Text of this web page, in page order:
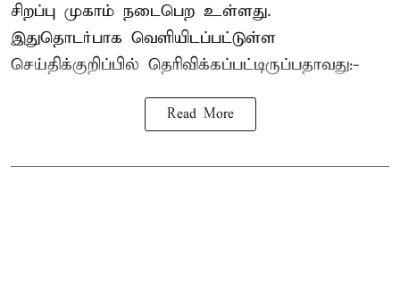
சிறப்பு முகாம் நடைபெற உள்ளது.
இதுதொடர்பாக வெளியிடப்பட்டுள்ள
செய்திக்குறிப்பில் தெரிவிக்கப்பட்டிருப்பதாவது:-
Read More